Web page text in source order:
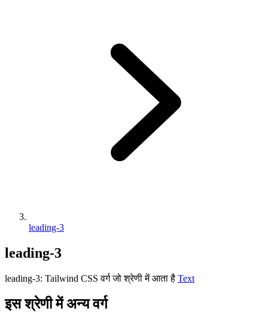
leading-3
leading-3
leading-3: Tailwind CSS वर्ग जो श्रेणी में आता है Text
इस श्रेणी में अन्य वर्ग